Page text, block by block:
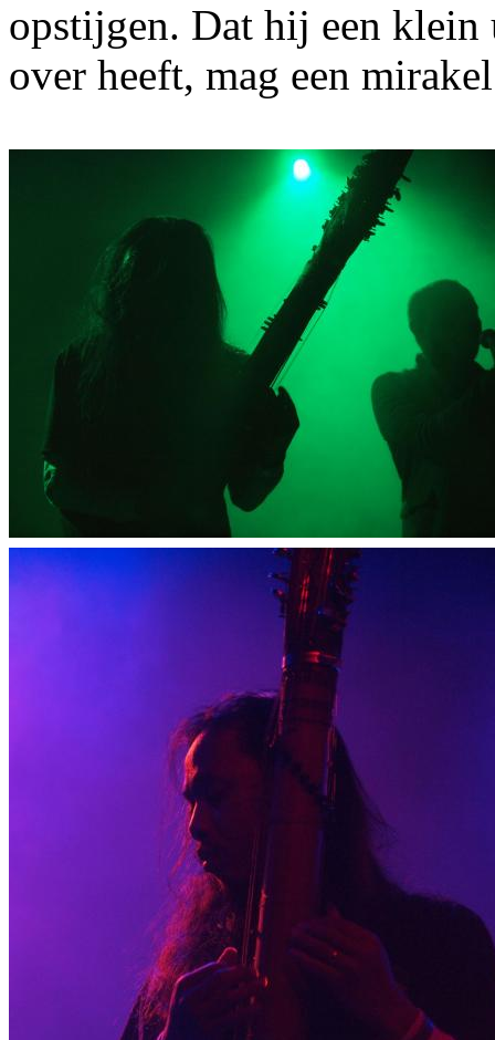
opstijgen. Dat hij een klein
over heeft, mag een